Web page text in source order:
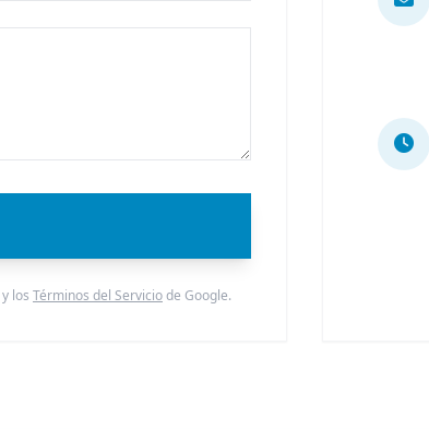
y los Términos del Serviciode Google.